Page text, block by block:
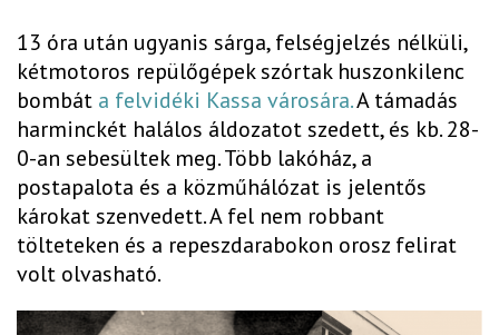
13 óra után ugyanis sárga, felségjelzés nélküli,
kétmotoros repülőgépek szórtak huszonkilenc
bombát a felvidéki Kassa városára.A támadás
harminckét halálos áldozatot szedett, és kb. 28­
0-an sebesültek meg. Több lakóház, a
postapalota és a közműhálózat is jelentős
károkat szenvedett. A fel nem robbant
tölteteken és a repeszdarabokon orosz felirat
volt olvasható.